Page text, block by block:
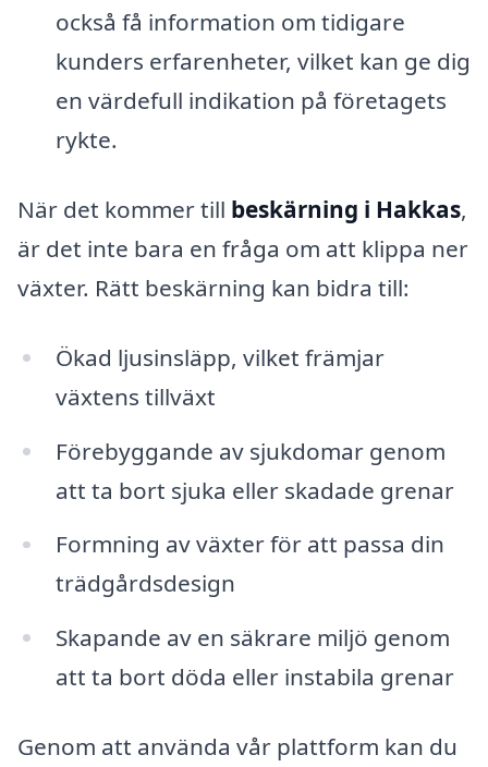
också få information om tidigare
kunders erfarenheter, vilket kan ge dig
en värdefull indikation på företagets
rykte.
När det kommer till beskärning i Hakkas,
är det inte bara en fråga om att klippa ner
växter. Rätt beskärning kan bidra till:
Ökad ljusinsläpp, vilket främjar
växtens tillväxt
Förebyggande av sjukdomar genom
att ta bort sjuka eller skadade grenar
Formning av växter för att passa din
trädgårdsdesign
Skapande av en säkrare miljö genom
att ta bort döda eller instabila grenar
Genom att använda vår plattform kan du